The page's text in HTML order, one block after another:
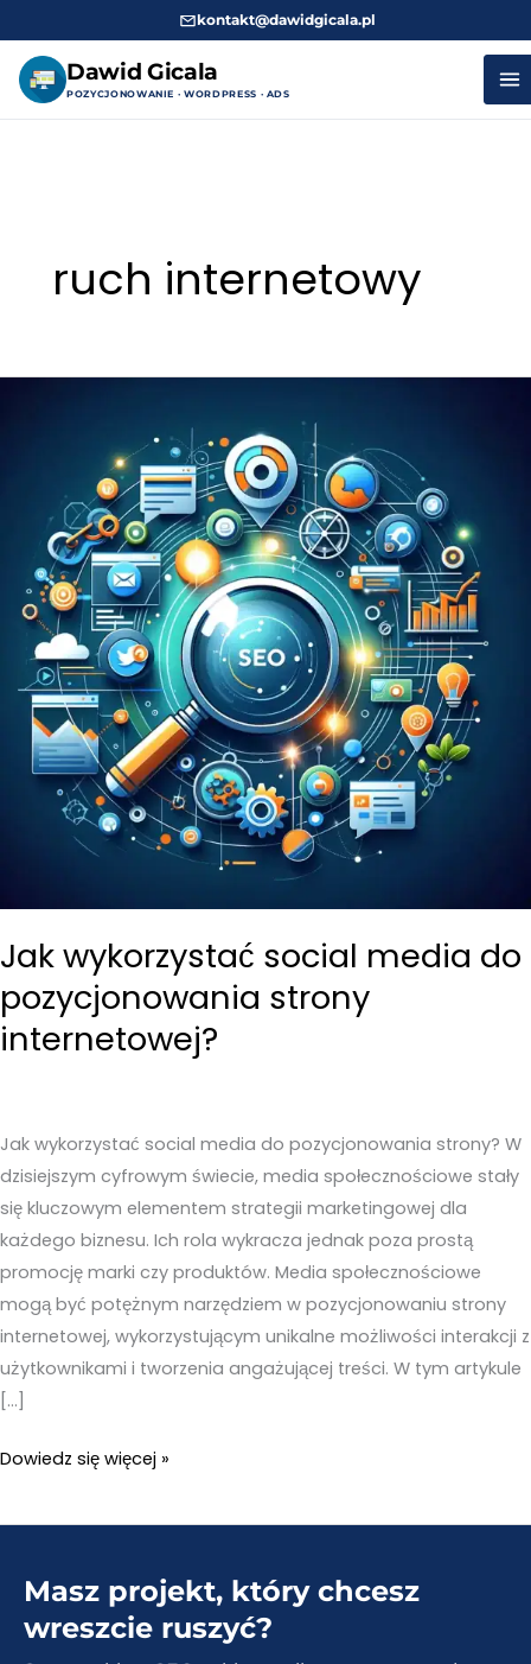
kontakt@dawidgicala.pl
Dawid Gicala
POZYCJONOWANIE · WORDPRESS · ADS
ruch internetowy
Jak wykorzystać social media do
pozycjonowania strony
internetowej?
Jak wykorzystać social media do pozycjonowania strony? W
dzisiejszym cyfrowym świecie, media społecznościowe stały
się kluczowym elementem strategii marketingowej dla
każdego biznesu. Ich rola wykracza jednak poza prostą
promocję marki czy produktów. Media społecznościowe
mogą być potężnym narzędziem w pozycjonowaniu strony
internetowej, wykorzystującym unikalne możliwości interakcji z
użytkownikami i tworzenia angażującej treści. W tym artykule
[…]
Jak
social
pozycjonowania
Dowiedz się więcej »
Masz projekt, który chcesz
wreszcie ruszyć?